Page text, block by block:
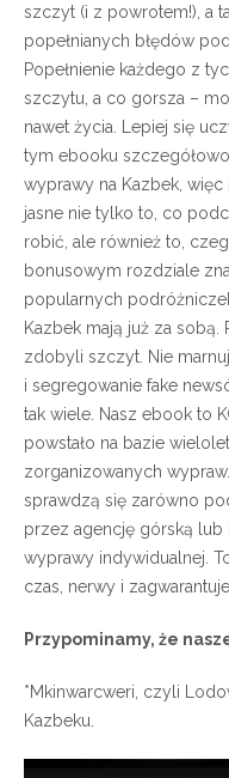
szczyt (i z powrotem!), a
popełnianych błędów
Popełnienie każdego z
szczytu, a co gorsza –
nawet życia. Lepiej się
tym ebooku
wyprawy na Kazbek,
jasne nie tylko to, co
robić, ale również to,
bonusowym rozdziale
popularnych
Kazbek mają już za sobą.
zdobyli szczyt. Nie
i segregowanie fake
tak wiele. Nasz ebook to
powstało na bazie
zorganizowanych
sprawdzą się zarówno
przez agencję górską
wyprawy indywidualnej.
czas, nerwy i
Przypominamy, że
*Mkinwarcweri, czyli
Kazbeku.